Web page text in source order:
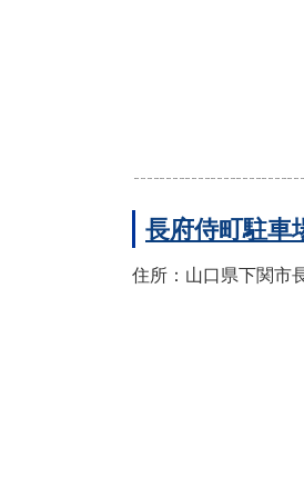
長府侍町駐車
住所：山口県下関市